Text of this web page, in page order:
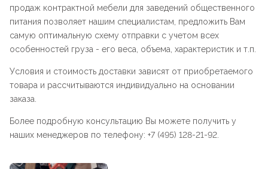
продаж контрактной мебели для заведений общественного
питания позволяет нашим специалистам, предложить Вам
самую оптимальную схему отправки с учетом всех
особенностей груза - его веса, объема, характеристик и т.п.
Условия и стоимость доставки зависят от приобретаемого
товара и рассчитываются индивидуально на основании
заказа.
Более подробную консультацию Вы можете получить у
наших менеджеров по телефону: +7 (495) 128-21-92.